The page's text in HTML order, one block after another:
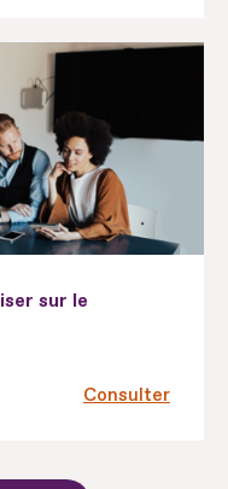
sur le
Consulter